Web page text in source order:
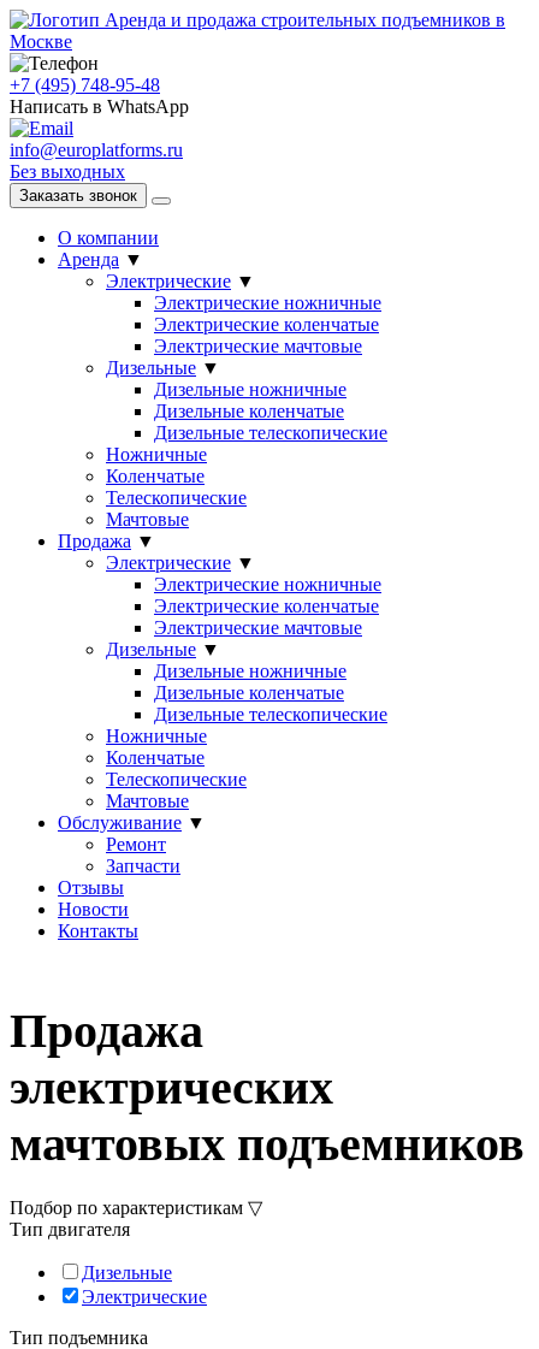
Аренда и продажа строительных подъемников в
Москве
+7 (495) 748-95-48
Написать в WhatsApp
info@europlatforms.ru
Без выходных
Заказать звонок
О компании
Аренда ▼
Электрические ▼
Электрические ножничные
Электрические коленчатые
Электрические мачтовые
Дизельные ▼
Дизельные ножничные
Дизельные коленчатые
Дизельные телескопические
Ножничные
Коленчатые
Телескопические
Мачтовые
Продажа ▼
Электрические ▼
Электрические ножничные
Электрические коленчатые
Электрические мачтовые
Дизельные ▼
Дизельные ножничные
Дизельные коленчатые
Дизельные телескопические
Ножничные
Коленчатые
Телескопические
Мачтовые
Обслуживание ▼
Ремонт
Запчасти
Отзывы
Новости
Контакты
Продажа
электрических
мачтовых подъемников
Подбор по характеристикам ▽
Тип двигателя
Дизельные
Электрические
Тип подъемника